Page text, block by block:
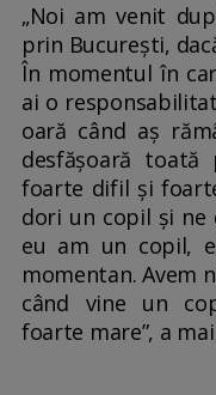
„Noi am venit
prin București,
În momentul în
ai o
oară când aș
desfășoară
foarte difil și
dori un copil și ne
eu am un copil,
momentan. Avem
când vine un
foarte mare”, a